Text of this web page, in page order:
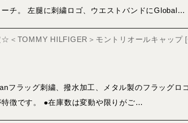
チ。 左腿に刺繍ロゴ、ウエストバンドにGlobal…
＜TOMMY HILFIGER＞モントリオールキャップ [
フラッグ刺繍、撥水加工、メタル製のフラッグロ
徴です。 ●在庫数は変動や限りがご…